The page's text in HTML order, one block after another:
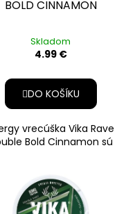
BOLD CINNAMON
Skladom
4.99 €
DO KOŠÍKU
vrecúška Vika Rave
Bold Cinnamon sú
forme slim